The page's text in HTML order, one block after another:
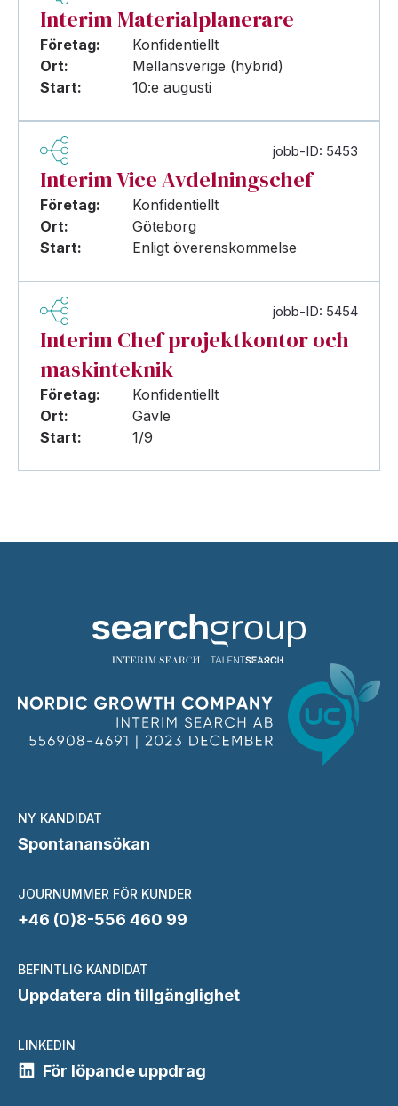
Interim Materialplanerare
Företag:
Konfidentiellt
Ort:
Mellansverige (hybrid)
Start:
10:e augusti
jobb-ID: 5453
Interim Vice Avdelningschef
Företag:
Konfidentiellt
Ort:
Göteborg
Start:
Enligt överenskommelse
jobb-ID: 5454
Interim Chef projektkontor och
maskinteknik
Företag:
Konfidentiellt
Ort:
Gävle
Start:
1/9
NY KANDIDAT
Spontanansökan
JOURNUMMER FÖR KUNDER
+46 (0)8-556 460 99
BEFINTLIG KANDIDAT
Uppdatera din tillgänglighet
LINKEDIN
För löpande uppdrag